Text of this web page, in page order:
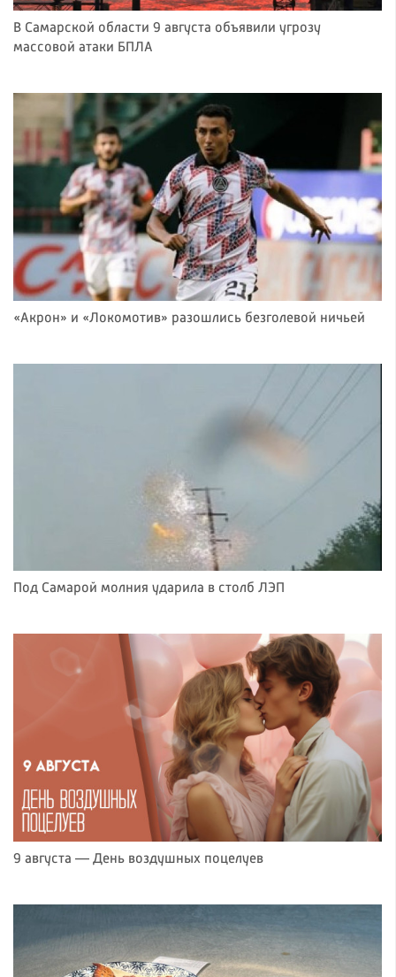
В Самарской области 9 августа объявили угрозу
массовой атаки БПЛА
«Акрон» и «Локомотив» разошлись безголевой ничьей
Под Самарой молния ударила в столб ЛЭП
9 августа — День воздушных поцелуев